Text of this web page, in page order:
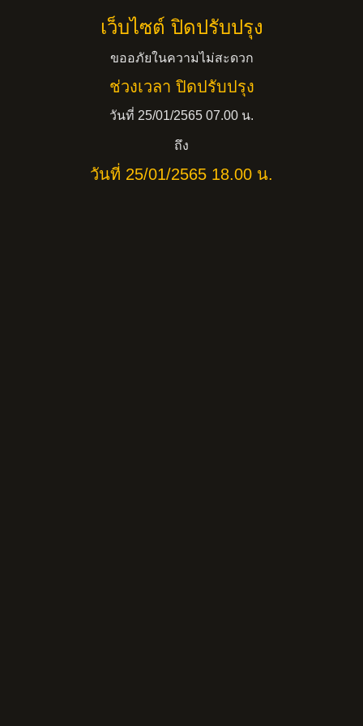
เว็บไซต์ ปิดปรับปรุง
ขออภัยในความไม่สะดวก
ช่วงเวลา ปิดปรับปรุง
วันที่ 25/01/2565 07.00 น.
ถึง
วันที่ 25/01/2565 18.00 น.